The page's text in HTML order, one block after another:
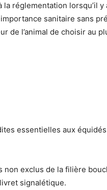
réglementation lorsqu’il y
sanitaire sans
de l’animal de choisir au
essentielles aux
exclus de la filière
signalétique.